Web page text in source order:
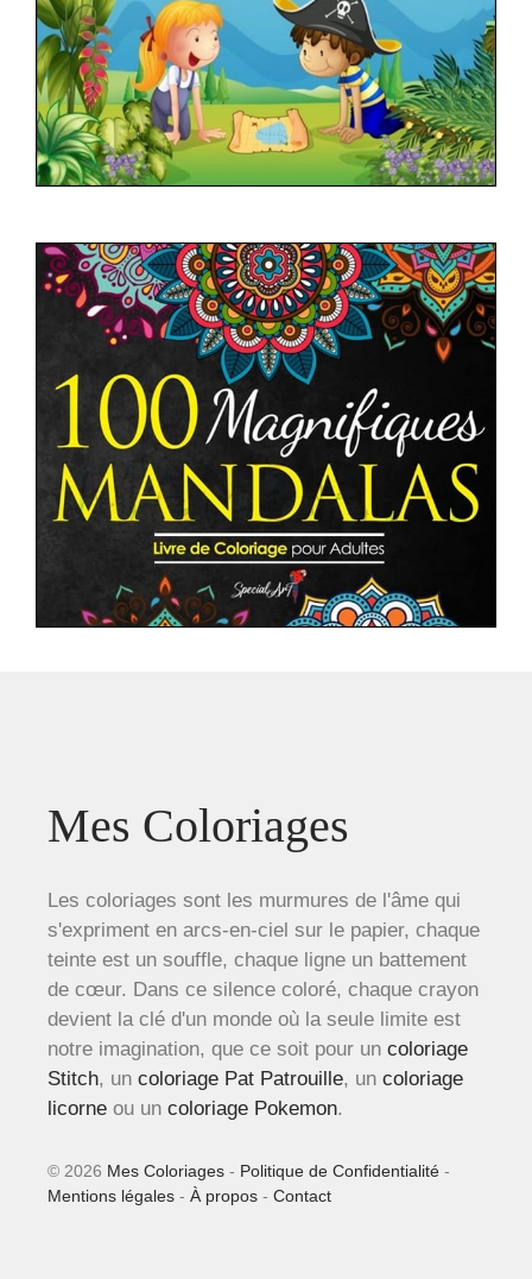
Mes Coloriages
Les coloriages sont les murmures de l'âme qui
s'expriment en arcs-en-ciel sur le papier, chaque
teinte est un souffle, chaque ligne un battement
de cœur. Dans ce silence coloré, chaque crayon
devient la clé d'un monde où la seule limite est
notre imagination, que ce soit pour un coloriage
Stitch, un coloriage Pat Patrouille, un coloriage
licorne ou un coloriage Pokemon.
© 2026 Mes Coloriages - Politique de Confidentialité -
Mentions légales - À propos - Contact